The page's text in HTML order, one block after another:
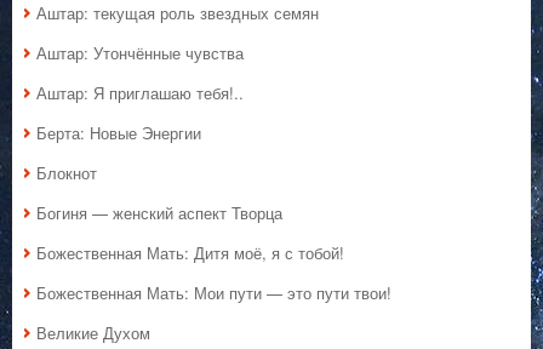
Аштар: текущая роль звездных семян
Аштар: Утончённые чувства
Аштар: Я приглашаю тебя!..
Берта: Новые Энергии
Блокнот
Богиня — женский аспект Творца
Божественная Мать: Дитя моё, я с тобой!
Божественная Мать: Мои пути — это пути твои!
Великие Духом